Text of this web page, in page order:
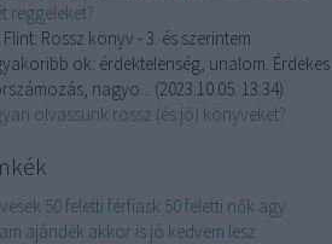
reggeleket?
Rossz könyv - 3. és szerintem
ok: érdektelenség, unalom. Érdekes
nagyo... (2023.10.05. 13:34)
olvassunk rossz (és jó) könyveket?
50 feletti férfiask 50 feletti nők agy
ajándék akkor is jó kedvem lesz